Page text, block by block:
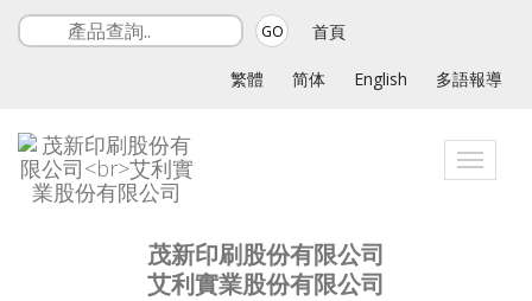
GO 首頁
繁體 简体 English 多語報導
Toggle
茂新印刷股份有限公司
艾利實業股份有限公司